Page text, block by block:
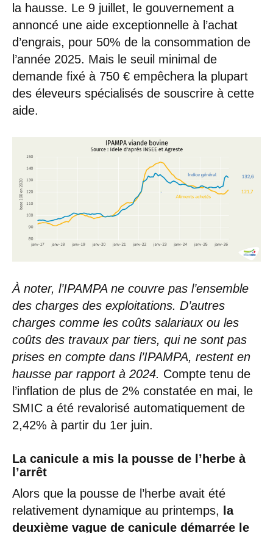
la hausse. Le 9 juillet, le gouvernement a
annoncé une aide exceptionnelle à l’achat
d’engrais, pour 50% de la consommation de
l’année 2025. Mais le seuil minimal de
demande fixé à 750 € empêchera la plupart
des éleveurs spécialisés de souscrire à cette
aide.
À noter, l’IPAMPA ne couvre pas l’ensemble
des charges des exploitations. D’autres
charges comme les coûts salariaux ou les
coûts des travaux par tiers, qui ne sont pas
prises en compte dans l’IPAMPA, restent en
hausse par rapport à 2024. Compte tenu de
l’inflation de plus de 2% constatée en mai, le
SMIC a été revalorisé automatiquement de
2,42% à partir du 1er juin.
La canicule a mis la pousse de l’herbe à
l’arrêt
Alors que la pousse de l’herbe avait été
relativement dynamique au printemps, la
deuxième vague de canicule démarrée le